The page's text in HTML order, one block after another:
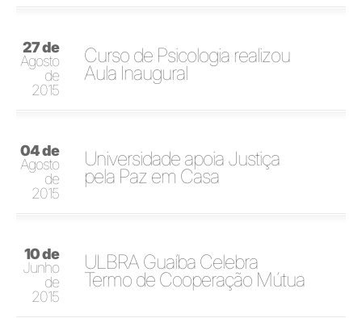
27 de
Agosto
de
2015
Curso de Psicologia realizou
Aula Inaugural
04 de
Agosto
de
2015
Universidade apoia Justiça
pela Paz em Casa
10 de
Junho
de
2015
ULBRA Guaíba Celebra
Termo de Cooperação Mútua